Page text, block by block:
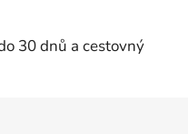
30 dnů a cestovný